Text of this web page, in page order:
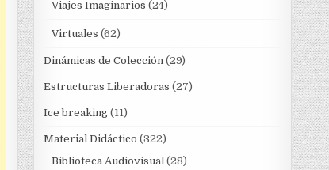
Viajes Imaginarios (24)
Virtuales (62)
Dinámicas de Colección(29)
Estructuras Liberadoras (27)
Ice breaking(11)
Material Didáctico (322)
Biblioteca Audiovisual(28)